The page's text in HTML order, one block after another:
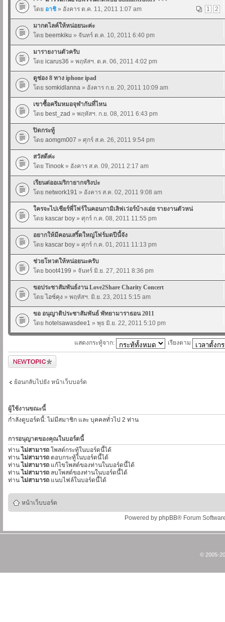
1
2
โดย อาชิ » อังคาร ต.ค. 11, 2011 1:07 am
มากดไลค์ให้หน่อยนะค่ะ
โดย beemkiku » จันทร์ ต.ค. 10, 2011 6:40 pm
มารายงานตัวครับ
โดย icarus36 » พฤหัสฯ. ต.ค. 06, 2011 4:02 pm
ดูช่อง 8 ทาง iphone ipad
โดย somkidlanna » อังคาร ก.ย. 20, 2011 10:09 am
เขาซื้อครีมหมอจุฬากันที่ไหน
โดย best_zad » พฤหัสฯ. ก.ย. 08, 2011 6:43 pm
ปิดกระทู้
โดย aomgm007 » ศุกร์ ส.ค. 26, 2011 9:54 pm
สวัสดีค่ะ
โดย Tinook » อังคาร ส.ค. 09, 2011 2:17 am
เรียนต่ออเมริกายากจริงปะ
โดย network191 » อังคาร ส.ค. 02, 2011 9:08 am
ใครจะไปเชียร์พี่โฟร์ในคอนกามิเลิฟเว่อร์บ้างเอ่ย รายงานตัวหน่
โดย kascar boy » ศุกร์ ก.ค. 08, 2011 11:55 pm
อยากให้มีคอนเสริ์ตใหญ่โฟร์มดปีนี้จัง
โดย kascar boy » ศุกร์ ก.ค. 01, 2011 11:13 pm
ช่วยโหวตให้หน่อยนะครับ
โดย boot4199 » จันทร์ มิ.ย. 27, 2011 8:36 pm
ขอประชาสัมพันธ์งาน Love2Share Charity Concert
โดย ไอซ์คุง » พฤหัสฯ. มิ.ย. 23, 2011 5:15 am
ขอ อนุญาติประชาสัมพันธ์ พัทยามาราธอน 2011
โดย hotelsawasdee1 » พุธ มิ.ย. 22, 2011 5:10 pm
แสดงกระทู้จาก: เรียงตาม
ตั้งกระทู้ใหม่
ย้อนกลับไปยัง หน้าเว็บบอร์ด
ผู้ใช้งานขณะนี้
กำลังดูบอร์ดนี้: ไม่มีสมาชิก และ บุคคลทั่วไป 2 ท่าน
การอนุญาตของคุณในบอร์ดนี้
ท่าน ไม่สามารถ โพสต์กระทู้ในบอร์ดนี้ได้
ท่าน ไม่สามารถ ตอบกระทู้ในบอร์ดนี้ได้
ท่าน ไม่สามารถ แก้ไขโพสต์ของท่านในบอร์ดนี้ได้
ท่าน ไม่สามารถ ลบโพสต์ของท่านในบอร์ดนี้ได้
ท่าน ไม่สามารถ แนบไฟล์ในบอร์ดนี้ได้
หน้าเว็บบอร์ด
Powered by phpBB® Forum
© 2005-